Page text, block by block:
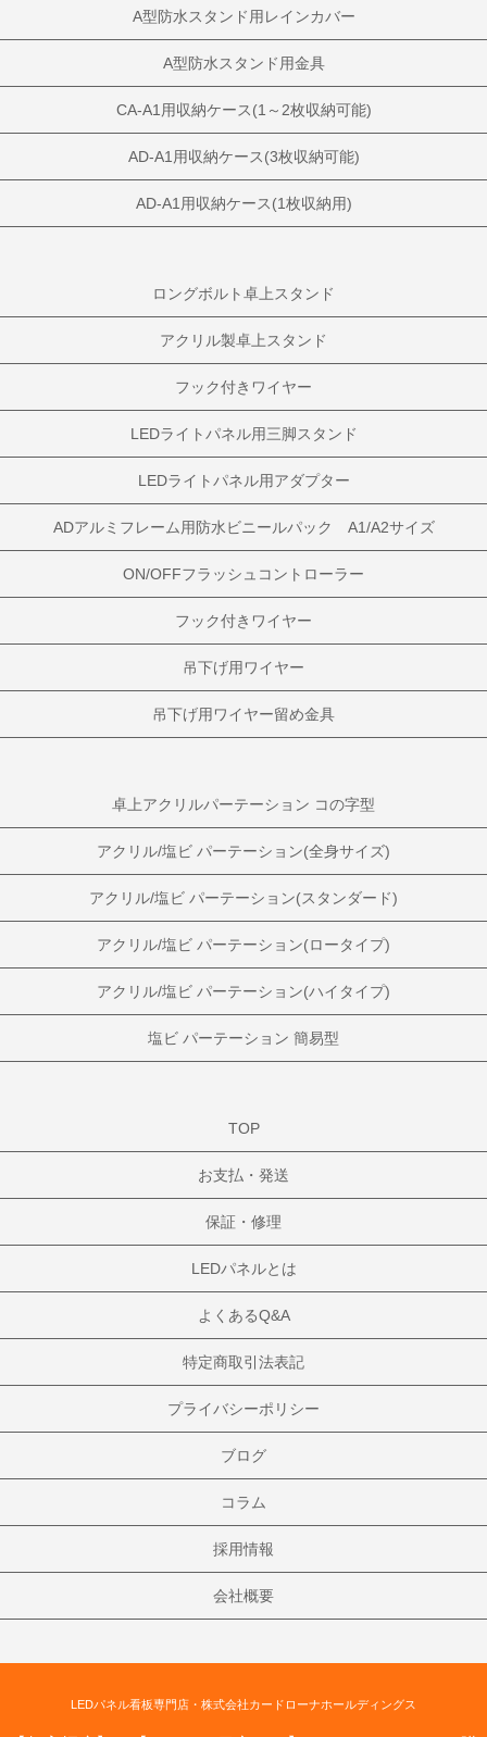
A型防水スタンド用レインカバー
A型防水スタンド用金具
CA-A1用収納ケース(1～2枚収納可能)
AD-A1用収納ケース(3枚収納可能)
AD-A1用収納ケース(1枚収納用)
ロングボルト卓上スタンド
アクリル製卓上スタンド
フック付きワイヤー
LEDライトパネル用三脚スタンド
LEDライトパネル用アダプター
ADアルミフレーム用防水ビニールパック A1/A2サイズ
ON/OFFフラッシュコントローラー
フック付きワイヤー
吊下げ用ワイヤー
吊下げ用ワイヤー留め金具
卓上アクリルパーテーション コの字型
アクリル/塩ビ パーテーション(全身サイズ)
アクリル/塩ビ パーテーション(スタンダード)
アクリル/塩ビ パーテーション(ロータイプ)
アクリル/塩ビ パーテーション(ハイタイプ)
塩ビ パーテーション 簡易型
TOP
お支払・発送
保証・修理
LEDパネルとは
よくあるQ&A
特定商取引法表記
プライバシーポリシー
ブログ
コラム
採用情報
会社概要
LEDパネル看板専門店・株式会社カードローナホールディングス